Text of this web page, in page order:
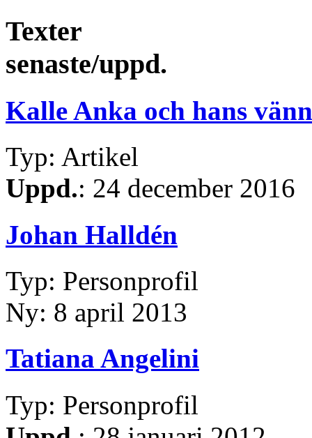
Texter
senaste/uppd.
Kalle Anka och hans
Typ: Artikel
Uppd.: 24 december 2016
Johan Halldén
Typ: Personprofil
Ny: 8 april 2013
Tatiana Angelini
Typ: Personprofil